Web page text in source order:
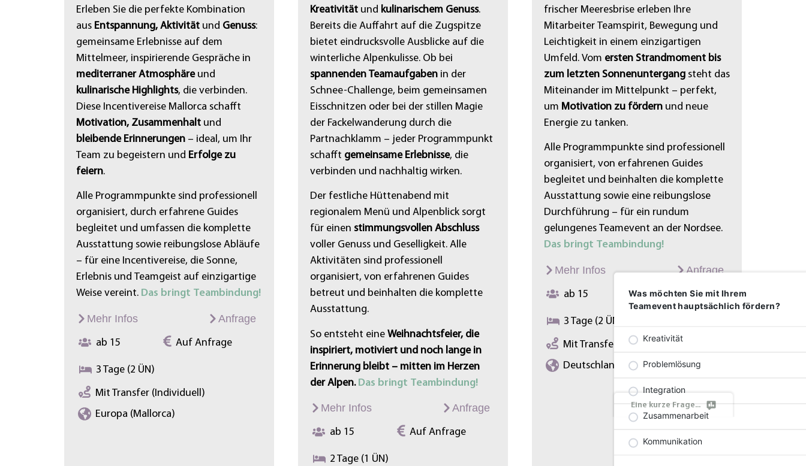
Erleben Sie die perfekte Kombination
aus Entspannung, Aktivität und Genuss:
gemeinsame Erlebnisse auf dem
Mittelmeer, inspirierende Gespräche in
mediterraner Atmosphäreund
kulinarische Highlights, die verbinden.
Diese Incentivereise Mallorca schafft
Motivation, Zusammenhalt und
bleibende Erinnerungen – ideal, um Ihr
Team zu begeistern und Erfolge zu
feiern.
Alle Programmpunkte sind professionell
organisiert, durch erfahrene Guides
begleitet und umfassen die komplette
Ausstattung sowie reibungslose Abläufe
– für eine Incentivereise, die Sonne,
Erlebnis und Teamgeist auf einzigartige
Weise vereint. Das bringt Teambindung!
Mehr Infos Anfrage
ab 15 Auf Anfrage
3 Tage (2 ÜN)
Mit Transfer (Individuell)
Europa (Mallorca)
Kreativität und kulinarischem Genuss.
Bereits die Auffahrt auf die Zugspitze
bietet eindrucksvolle Ausblicke auf die
winterliche Alpenkulisse. Ob bei
spannenden Teamaufgaben in der
Schnee-Challenge, beim gemeinsamen
Eisschnitzen oder bei der stillen Magie
der Fackelwanderung durch die
Partnachklamm – jeder Programmpunkt
schafft gemeinsame Erlebnisse, die
verbinden und nachhaltig wirken.
Der festliche Hüttenabend mit
regionalem Menü und Alpenblick sorgt
für einen stimmungsvollen Abschluss
voller Genuss und Geselligkeit. Alle
Aktivitäten sind professionell
organisiert, von erfahrenen Guides
betreut und beinhalten die komplette
Ausstattung.
So entsteht eine Weihnachtsfeier, die
inspiriert, motiviert und noch lange in
Erinnerung bleibt – mitten im Herzen
der Alpen. Das bringt Teambindung!
Mehr Infos Anfrage
ab 15 Auf Anfrage
2 Tage (1 ÜN)
frischer Meeresbrise erleben Ihre
Mitarbeiter Teamspirit, Bewegung und
Leichtigkeit in einem einzigartigen
Umfeld. Vom ersten Strandmoment bis
zum letzten Sonnenuntergang steht das
Miteinander im Mittelpunkt – perfekt,
um Motivation zu fördern und neue
Energie zu tanken.
Alle Programmpunkte sind professionell
organisiert, von erfahrenen Guides
begleitet und beinhalten die komplette
Ausstattung sowie eine reibungslose
Durchführung – für ein rundum
gelungenes Teamevent an der Nordsee.
Das bringt Teambindung!
Mehr Infos Anfrage
ab 15 Auf Anfrage
3 Tage (2 ÜN)
Mit Transfer (Bus,Flug,Individuell)
Deutschland (Sankt Peter-Ording)
Eine kurze Frage...
Was möchten Sie mit Ihrem
Teamevent hauptsächlich fördern?
Kreativität
Problemlösung
Integration
Zusammenarbeit
Kommunikation